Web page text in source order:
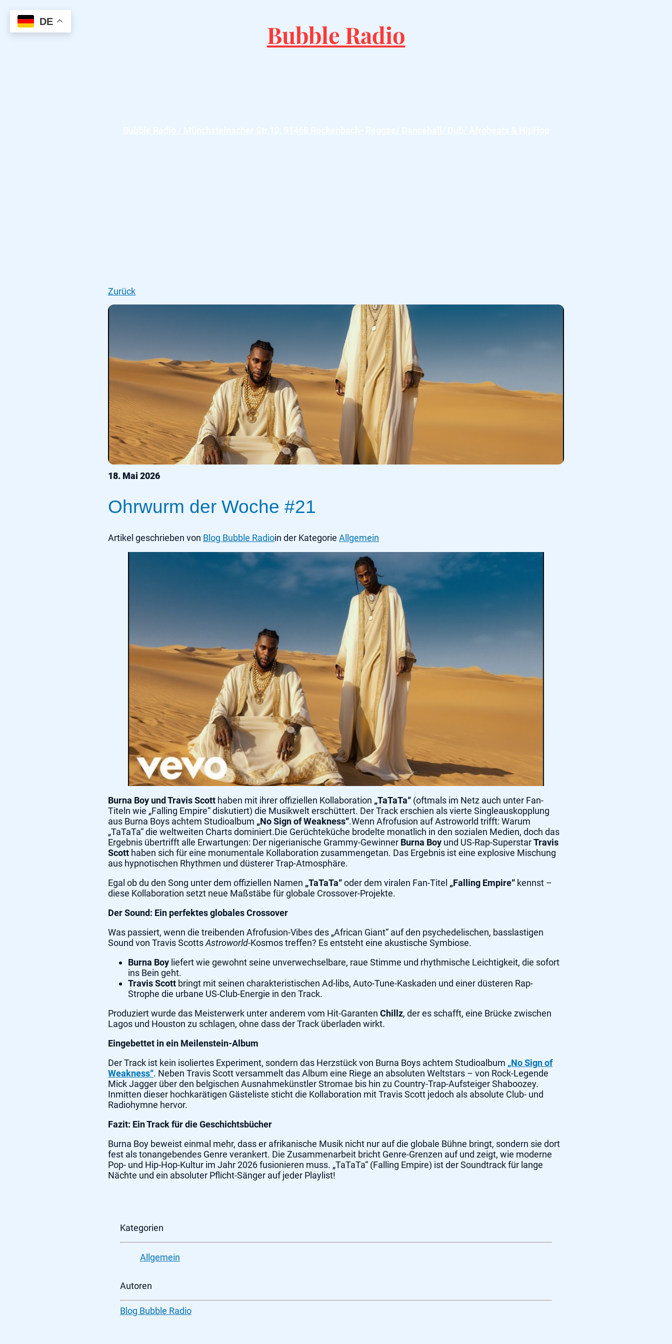
Bubble Radio
Zurück
18. Mai 2026
Ohrwurm der Woche #21
Artikel geschrieben von Blog Bubble Radioin der Kategorie Allgemein
Burna Boy und Travis Scott haben mit ihrer offiziellen Kollaboration „TaTaTa“ (oftmals im Netz auch unter Fan-
Titeln wie „Falling Empire“ diskutiert) die Musikwelt erschüttert. Der Track erschien als vierte Singleauskopplung
aus Burna Boys achtem Studioalbum „No Sign of Weakness“.Wenn Afrofusion auf Astroworld trifft: Warum
„TaTaTa“ die weltweiten Charts dominiert.Die Gerüchteküche brodelte monatlich in den sozialen Medien, doch das
Ergebnis übertrifft alle Erwartungen: Der nigerianische Grammy-Gewinner Burna Boy und US-Rap-SuperstarTravis
Scott haben sich für eine monumentale Kollaboration zusammengetan. Das Ergebnis ist eine explosive Mischung
aus hypnotischen Rhythmen und düsterer Trap-Atmosphäre.
Egal ob du den Song unter dem offiziellen Namen „TaTaTa“oder dem viralen Fan-Titel „Falling Empire“ kennst –
diese Kollaboration setzt neue Maßstäbe für globale Crossover-Projekte.
Der Sound: Ein perfektes globales Crossover
Was passiert, wenn die treibenden Afrofusion-Vibes des „African Giant“ auf den psychedelischen, basslastigen
Sound von Travis ScottsAstroworld-Kosmos treffen? Es entsteht eine akustische Symbiose.
Burna Boy liefert wie gewohnt seine unverwechselbare, raue Stimme und rhythmische Leichtigkeit, die sofort
ins Bein geht.
Travis Scott bringt mit seinen charakteristischen Ad-libs, Auto-Tune-Kaskaden und einer düsteren Rap-
Strophe die urbane US-Club-Energie in den Track.
Produziert wurde das Meisterwerk unter anderem vom Hit-Garanten Chillz, der es schafft, eine Brücke zwischen
Lagos und Houston zu schlagen, ohne dass der Track überladen wirkt.
Eingebettet in ein Meilenstein-Album
Der Track ist kein isoliertes Experiment, sondern das Herzstück von Burna Boys achtem Studioalbum „No Sign of
Weakness“. Neben Travis Scott versammelt das Album eine Riege an absoluten Weltstars – von Rock-Legende
Mick Jagger über den belgischen Ausnahmekünstler Stromae bis hin zu Country-Trap-Aufsteiger Shaboozey.
Inmitten dieser hochkarätigen Gästeliste sticht die Kollaboration mit Travis Scott jedoch als absolute Club- und
Radiohymne hervor.
Fazit: Ein Track für die Geschichtsbücher
Burna Boy beweist einmal mehr, dass er afrikanische Musik nicht nur auf die globale Bühne bringt, sondern sie dort
fest als tonangebendes Genre verankert. Die Zusammenarbeit bricht Genre-Grenzen auf und zeigt, wie moderne
Pop- und Hip-Hop-Kultur im Jahr 2026 fusionieren muss. „TaTaTa“ (Falling Empire) ist der Soundtrack für lange
Nächte und ein absoluter Pflicht-Sänger auf jeder Playlist!
Kategorien
Allgemein
Autoren
Blog Bubble Radio
DE